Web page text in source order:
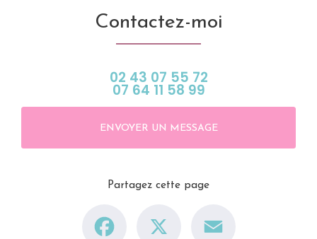
Contactez-moi
02 43 07 55 72
07 64 11 58 99
ENVOYER UN MESSAGE
Partagez cette page